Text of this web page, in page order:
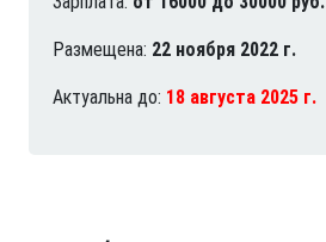
Размещена: 22 ноября 2022 г.
Актуальна до: 18 августа 2025 г.